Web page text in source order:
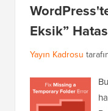
Eksik”
Yayın Kadrosu